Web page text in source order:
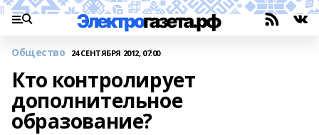
Общество 24 СЕНТЯБРЯ 2012, 07:00
Кто контролирует
дополнительное
образование?